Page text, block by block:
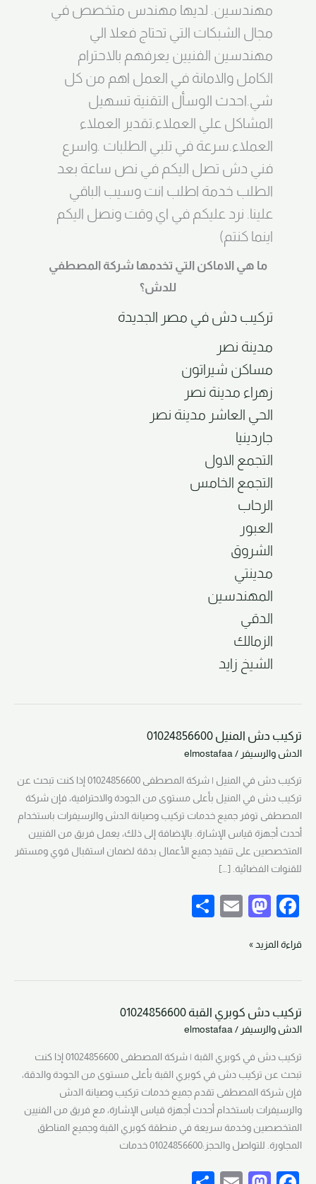
مهندسين. لديها مهندس متخصص في
مجال الشبكات التي تحتاج فعلا الي
مهندسين الفنيين يعرفهم بالاحترام
الكامل والامانة في العمل اهم من كل
شي.احدث الوسأل التقنية تسهيل
المشاكل علي العملاء.تقدير العملاء
العملاء.سرعة في تلبي الطلبات .واسرع
فني دش تصل اليكم في نص ساعة بعد
الطلب خدمة اطلب انت وسيب الباقي
علينا. نرد عليكم في اي وقت ونصل اليكم
اينما كنتم)
ما هي الاماكن التي تخدمها شركة المصطفي
للدش؟
تركيب دش في مصر الجديدة
مدينة نصر
مساكن شيراتون
زهراء مدينة نصر
الحي العاشر مدينة نصر
جاردينيا
التجمع الاول
التجمع الخامس
الرحاب
العبور
الشروق
مدينتي
المهندسين
الدقي
الزمالك
الشيخ زايد
تركيب دش المنيل 01024856600
الدش والرسيفر /
elmostafaa
تركيب دش في المنيل | شركة المصطفى 01024856600 إذا كنت تبحث عن
تركيب دش في المنيل بأعلى مستوى من الجودة والاحترافية، فإن شركة
المصطفى توفر جميع خدمات تركيب وصيانة الدش والرسيفرات باستخدام
أحدث أجهزة قياس الإشارة. بالإضافة إلى ذلك، يعمل فريق من الفنيين
المتخصصين على تنفيذ جميع الأعمال بدقة لضمان استقبال قوي ومستقر
للقنوات الفضائية. […]
F
c
e
o
o
k
M
o
o
n
E
e
تركيب
دش
قراءة المزيد »
تركيب دش كوبري القبة 01024856600
الدش والرسيفر /
elmostafaa
تركيب دش في كوبري القبة | شركة المصطفى 01024856600 إذا كنت
تبحث عن تركيب دش في كوبري القبة بأعلى مستوى من الجودة والدقة،
فإن شركة المصطفى تقدم جميع خدمات تركيب وصيانة الدش
والرسيفرات باستخدام أحدث أجهزة قياس الإشارة، مع فريق من الفنيين
المتخصصين وخدمة سريعة في منطقة كوبري القبة وجميع المناطق
المجاورة. للتواصل والحجز:01024856600 خدمات
تركيب
دش